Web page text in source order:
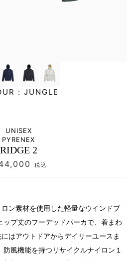
: JUNGLE
UNISEX
PYRENEX
RIDGE 2
税込
ロン素材を使用した軽量なウインドブ
ップ丈のフーデッドパーカで、着まわ
はアウトドアからデイリーユースま
風機能を持つリサイクルナイロン１